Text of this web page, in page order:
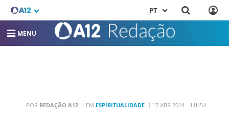
PT
MENU
POR REDAÇÃO A12 EM ESPIRITUALIDADE 17 ABR 2014 - 11H54